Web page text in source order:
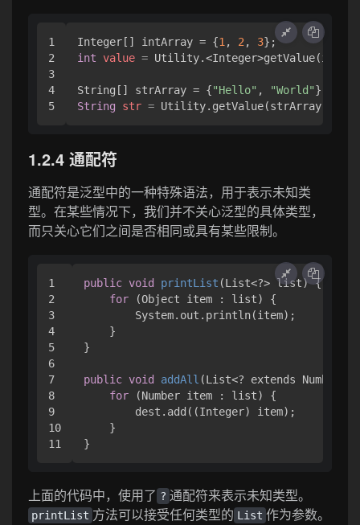
1
2
3
4
Integer[] intArray = {1 , 2 , 3
int value =
String[] strArray = {"Hello" , "World"
String
str = Utility.getValue(strArray,
1.2.4 通配符
通配符是泛型中的一种特殊语法，用于表示未知类
型。在某些情况下，我们并不关心泛型的具体类型，
而只关心它们之间是否相同或具有某些限制。
1
2
3
4
5
6
7
8
9
10
public void printList (List<?> list) {
for (Object item : list) {
        System.out.println(item);
    }
}
public void addAll (List<? extends
for (Number item : list) {
        dest.add((Integer) item);
    }
上面的代码中，使用了 ? 通配符来表示未知类型。
printList 方法可以接受任何类型的 List 作为参数。